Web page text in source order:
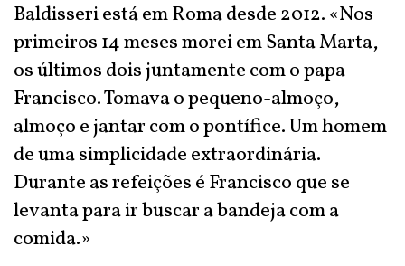
Baldisseri está em Roma desde 2012. «Nos
primeiros 14 meses morei em Santa Marta,
os últimos dois juntamente com o papa
Francisco. Tomava o pequeno-almoço,
almoço e jantar com o pontífice. Um homem
de uma simplicidade extraordinária.
Durante as refeições é Francisco que se
levanta para ir buscar a bandeja com a
comida.»